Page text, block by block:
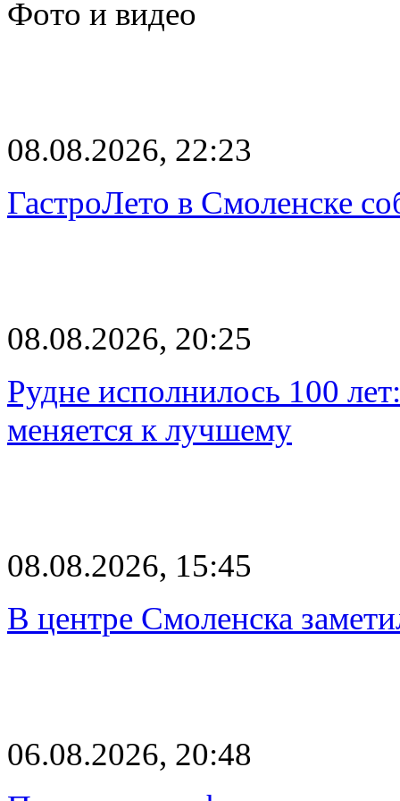
Фото и видео
08.08.2026, 22:23
ГастроЛето в Смоленске
08.08.2026, 20:25
Рудне исполнилось 100
меняется к лучшему
08.08.2026, 15:45
В центре Смоленска
06.08.2026, 20:48